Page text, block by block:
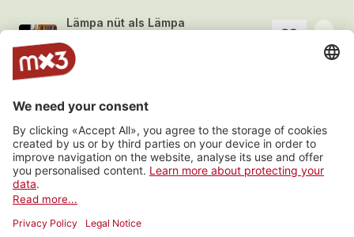
Lämpa nüt als Lämpa
2024
2023Instrumental, Graubünden
In dr Garfiunerhütta
Chapella Alp Laret
2023Instrumental, Graubünden
more_horiz